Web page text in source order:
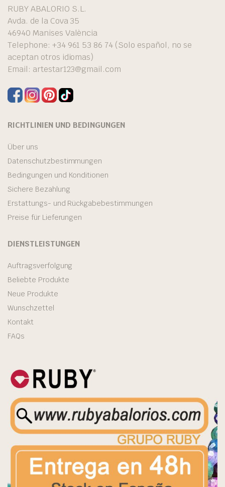
RUBY ABALORIO S.L.
Avda. de la Cova 35
46940 Manises València
Telephone: +34 961 53 86 74 (Solo español, no se
aceptan otros idiomas)
Email: artestar123@gmail.com
RICHTLINIEN UND BEDINGUNGEN
Über uns
Datenschutzbestimmungen
Bedingungen und Konditionen
Sichere Bezahlung
Erstattungs- und Rückgabebestimmungen
Preise für Lieferungen
DIENSTLEISTUNGEN
Auftragsverfolgung
Beliebte Produkte
Neue Produkte
Wunschzettel
Kontakt
FAQs